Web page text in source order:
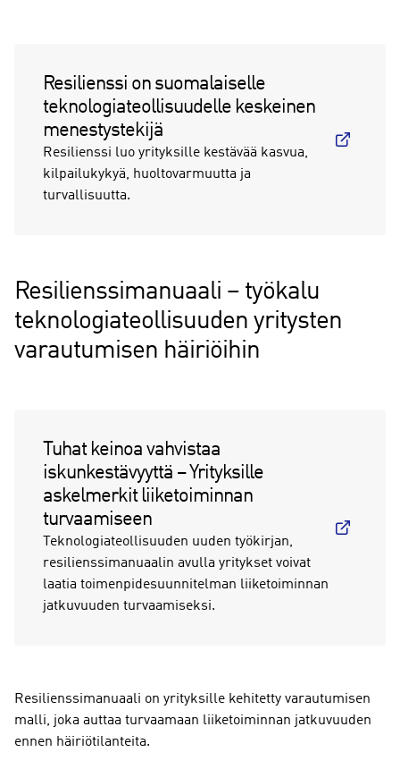
Resilienssi on suomalaiselle
teknologiateollisuudelle keskeinen
menestystekijä
Resilienssi luo yrityksille kestävää kasvua,
kilpailukykyä, huoltovarmuutta ja
turvallisuutta.
Resilienssimanuaali – työkalu
teknologiateollisuuden yritysten
varautumisen häiriöihin
Tuhat keinoa vahvistaa
iskunkestävyyttä – Yrityksille
askelmerkit liiketoiminnan
turvaamiseen
Teknologiateollisuuden uuden työkirjan,
resilienssimanuaalin avulla yritykset voivat
laatia toimenpidesuunnitelman liiketoiminnan
jatkuvuuden turvaamiseksi.
Resilienssimanuaali on yrityksille kehitetty varautumisen
malli, joka auttaa turvaamaan liiketoiminnan jatkuvuuden
ennen häiriötilanteita.